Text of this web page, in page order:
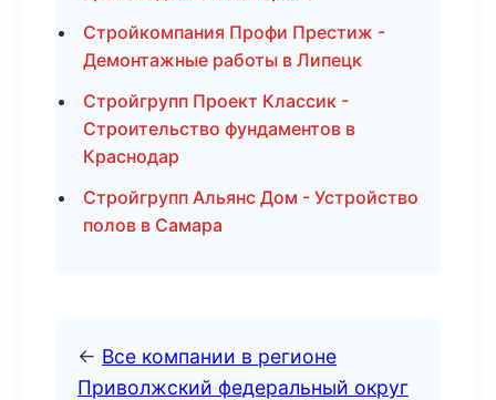
Стройкомпания Профи Престиж -
Демонтажные работы в Липецк
Стройгрупп Проект Классик -
Строительство фундаментов в
Краснодар
Стройгрупп Альянс Дом - Устройство
полов в Самара
← Все компании в регионе
Приволжский федеральный округ